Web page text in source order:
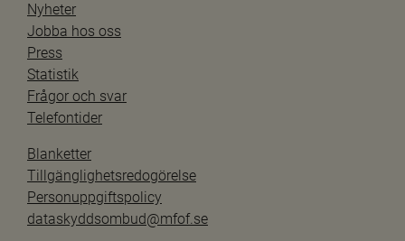
Nyheter
Jobba hos oss
Press
Statistik
Frågor och svar
Telefontider
Blanketter
Tillgänglighetsredogörelse
Personuppgiftspolicy
dataskyddsombud@mfof.se